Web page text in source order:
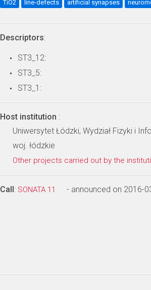
TiO2 line-defects artificial synapses
Descriptors:
ST3_12:
ST3_5:
ST3_1:
Host institution :
Uniwersytet Łódzki, Wydział Fizyki i
woj. łódzkie
Other projects carried out by the
Call: SONATA 11 - announced on 2016-